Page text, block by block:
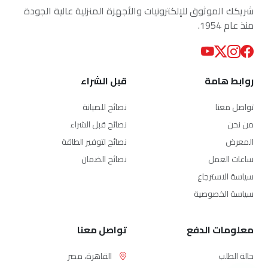
شريكك الموثوق للإلكترونيات والأجهزة المنزلية عالية الجودة
منذ عام 1954.
روابط هامة
تواصل معنا
من نحن
المعرض
ساعات العمل
سياسة الاسترجاع
سياسة الخصوصية
قبل الشراء
نصائح للصيانة
نصائح قبل الشراء
نصائح لتوفير الطاقة
نصائح الضمان
معلومات الدفع
حالة الطلب
تواصل معنا
القاهرة، مصر